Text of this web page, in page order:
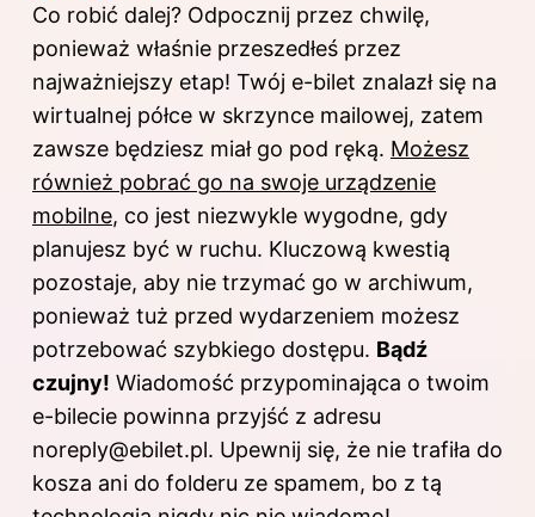
Co robić dalej? Odpocznij przez chwilę,
ponieważ właśnie przeszedłeś przez
najważniejszy etap! Twój e-bilet znalazł się na
wirtualnej półce w skrzynce mailowej, zatem
zawsze będziesz miał go pod ręką. Możesz
również pobrać go na swoje urządzenie
mobilne, co jest niezwykle wygodne, gdy
planujesz być w ruchu. Kluczową kwestią
pozostaje, aby nie trzymać go w archiwum,
ponieważ tuż przed wydarzeniem możesz
potrzebować szybkiego dostępu. Bądź
czujny! Wiadomość przypominająca o twoim
e-bilecie powinna przyjść z adresu
noreply@ebilet.pl. Upewnij się, że nie trafiła do
kosza ani do folderu ze spamem, bo z tą